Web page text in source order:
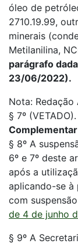
óleo de
2710.19.99,
minerais
Metilanilina,
parágrafo
23/06/2022).
Nota: Redação
§ 7º (VETADO).
§ 8º A
6º e 7º deste
após a
aplicando-se à
com
de 4 de junho
§ 9º A